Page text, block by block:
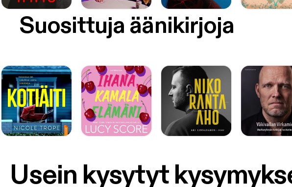
Suosittuja äänikirjoja
Usein kysytyt